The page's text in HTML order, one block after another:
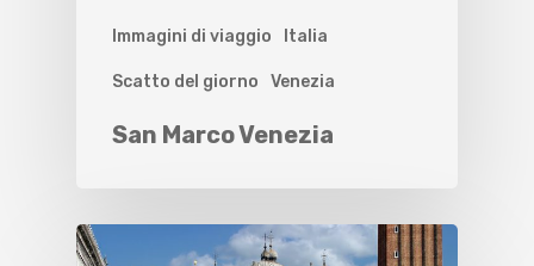
Immagini di viaggio Italia
Scatto del giorno Venezia
San Marco Venezia